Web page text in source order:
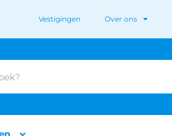
Vestigingen Over ons